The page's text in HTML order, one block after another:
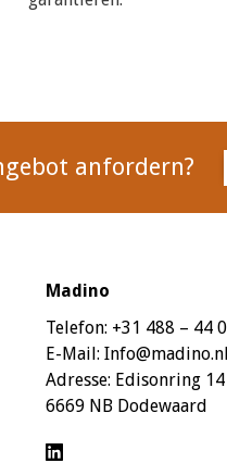
anfordern?
Madino
Telefon: +31 488 – 44
E-Mail:Info@madino.nl
Adresse: Edisonring 14
6669 NB Dodewaard